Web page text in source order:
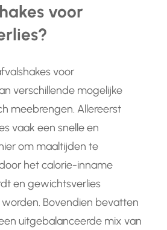
voor
voor
verschillende mogelijke
meebrengen. Allereerst
vaak een snelle en
om maaltijden te
het calorie-inname
en gewichtsverlies
Bovendien bevatten
uitgebalanceerde mix van